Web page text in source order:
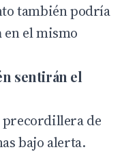
también podría
en el mismo
sentirán el
precordillera de
bajo alerta.